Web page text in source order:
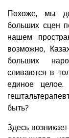
Похоже, мы
больших сцен
нашем
возможно,
больших
сливаются в
единое
быть?
Здесь